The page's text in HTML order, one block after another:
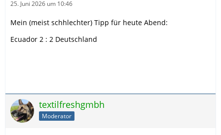
25. Juni 2026 um 10:46
Mein (meist schhlechter) Tipp für heute Abend:
Ecuador 2 : 2 Deutschland
textilfreshgmbh
Moderator